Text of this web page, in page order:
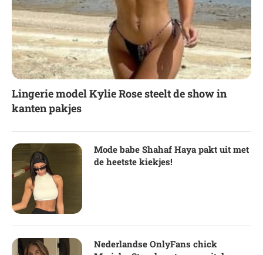
Lingerie model Kylie Rose steelt de show in
kanten pakjes
Mode babe Shahaf Haya pakt uit met
de heetste kiekjes!
Nederlandse OnlyFans chick